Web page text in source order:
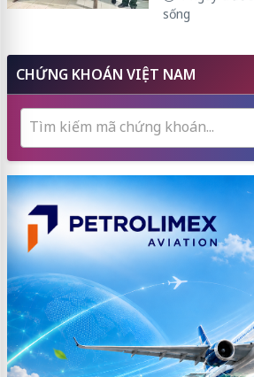
sống
CHỨNG KHOÁN VIỆT NAM
Tìm kiếm mã chứng khoán...